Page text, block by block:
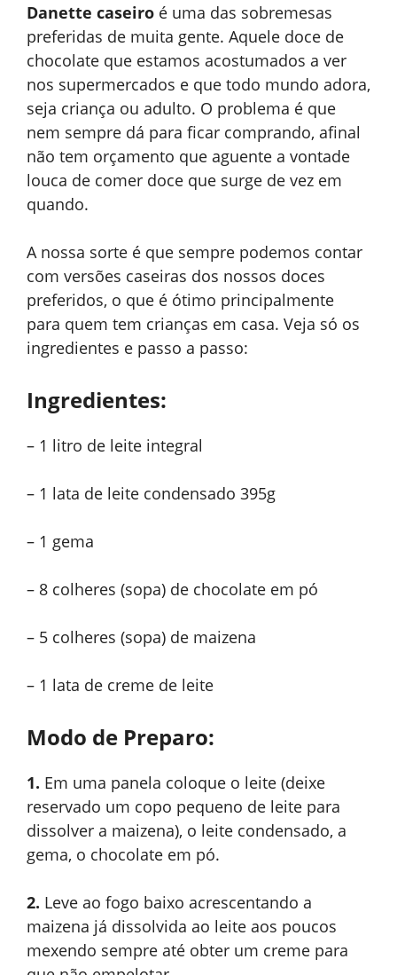
Danette caseiro é uma das sobremesas
preferidas de muita gente. Aquele doce de
chocolate que estamos acostumados a ver
nos supermercados e que todo mundo adora,
seja criança ou adulto. O problema é que
nem sempre dá para ficar comprando, afinal
não tem orçamento que aguente a vontade
louca de comer doce que surge de vez em
quando.
A nossa sorte é que sempre podemos contar
com versões caseiras dos nossos doces
preferidos, o que é ótimo principalmente
para quem tem crianças em casa. Veja só os
ingredientes e passo a passo:
Ingredientes:
– 1 litro de leite integral
– 1 lata de leite condensado 395g
– 1 gema
– 8 colheres (sopa) de chocolate em pó
– 5 colheres (sopa) de maizena
– 1 lata de creme de leite
Modo de Preparo:
1. Em uma panela coloque o leite (deixe
reservado um copo pequeno de leite para
dissolver a maizena), o leite condensado, a
gema, o chocolate em pó.
2. Leve ao fogo baixo acrescentando a
maizena já dissolvida ao leite aos poucos
mexendo sempre até obter um creme para